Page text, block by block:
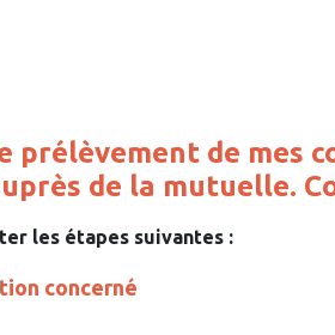
prélèvement de mes
de la mutuelle.
les étapes suivantes :
concerné